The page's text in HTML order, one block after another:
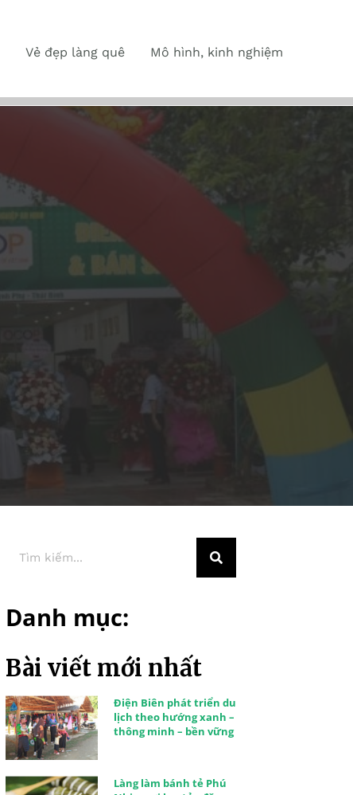
Vẻ đẹp làng quê Mô hình, kinh nghiệm
Danh mục:
Bài viết mới nhất
Điện Biên phát triển du
lịch theo hướng xanh –
thông minh – bền vững
Làng làm bánh tẻ Phú